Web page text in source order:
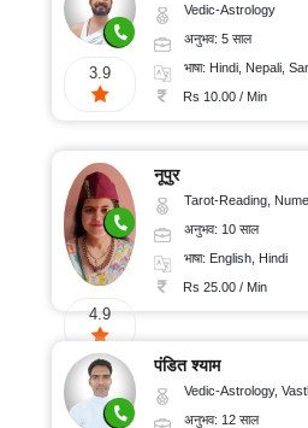
3.9
Vedic-Astrology
अनुभव: 5 साल
भाषा: Hindi, Nepali,
Rs 10.00 / Min
4.9
नूपुर
Tarot-Reading,
अनुभव: 10 साल
भाषा: English, Hindi
Rs 25.00 / Min
पंडित श्याम
Vedic-Astrology,
अनुभव: 12 साल